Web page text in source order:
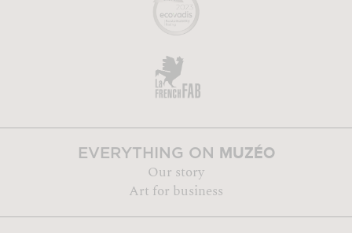
EVERYTHING ON MUZÉO
Our story
Art for business